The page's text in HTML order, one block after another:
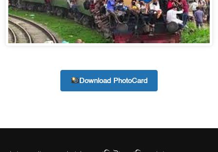
স্বরাষ্ট্রমন্ত্রী
গাজীপুরে সাতজনকে হত্যার
হারুনসহ ১০ জন
ঢাকার চারপাশে সচল হবে
রাজধানীর দুই মেট্রো
লতিফ সিদ্দিকী
নতুন মামলায় গ্রেফতার
Download PhotoCard